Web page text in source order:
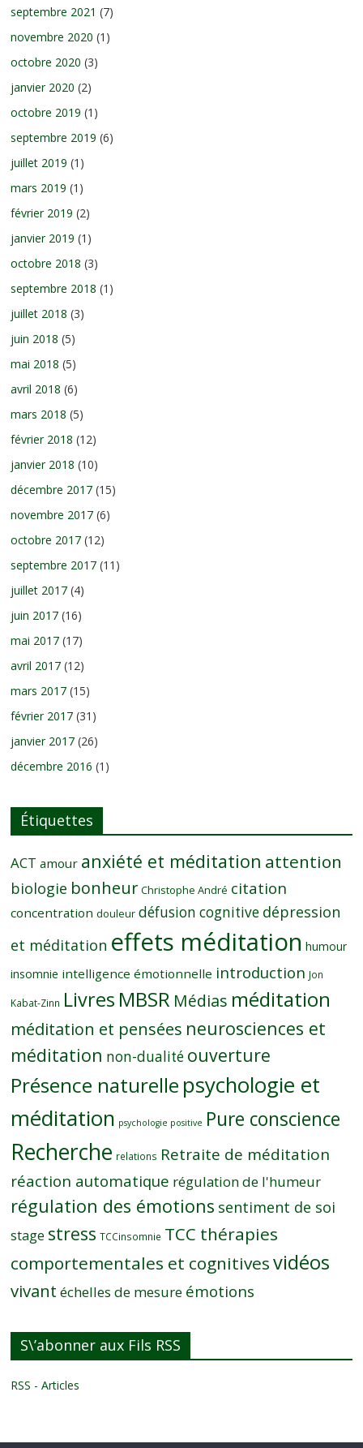
septembre 2021 (7)
novembre 2020 (1)
octobre 2020 (3)
janvier 2020 (2)
octobre 2019 (1)
septembre 2019 (6)
juillet 2019 (1)
mars 2019 (1)
février 2019 (2)
janvier 2019 (1)
octobre 2018 (3)
septembre 2018 (1)
juillet 2018 (3)
juin 2018 (5)
mai 2018 (5)
avril 2018 (6)
mars 2018 (5)
février 2018 (12)
janvier 2018 (10)
décembre 2017 (15)
novembre 2017 (6)
octobre 2017 (12)
septembre 2017 (11)
juillet 2017 (4)
juin 2017 (16)
mai 2017 (17)
avril 2017 (12)
mars 2017 (15)
février 2017 (31)
janvier 2017 (26)
décembre 2016 (1)
Étiquettes
ACT amour anxiété et méditation attention
biologie bonheur Christophe André citation
concentration douleur défusion cognitive dépression
et méditation effets méditation humour
insomnie intelligence émotionnelle introduction Jon
Kabat-Zinn Livres MBSR Médias méditation
méditation et pensées neurosciences et
méditation non-dualité ouverture
Présence naturelle psychologie et
méditation psychologie positive Pure conscience
Recherche relations Retraite de méditation
réaction automatique régulation de l'humeur
régulation des émotions sentiment de soi
stage stress TCCinsomnie TCC thérapies
comportementales et cognitivesvidéos
vivant échelles de mesure émotions
S\’abonner aux Fils RSS
RSS - Articles